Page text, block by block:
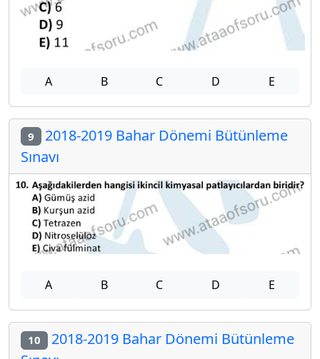
A B C D E
9 2018-2019 Bahar Dönemi Bütünleme
Sınavı
A B C D E
10 2018-2019 Bahar Dönemi Bütünleme